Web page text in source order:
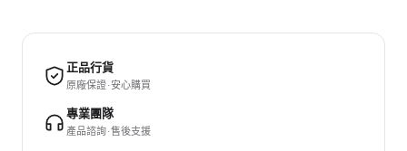
正品行貨
原廠保證 · 安心購買
專業團隊
產品諮詢 · 售後支援